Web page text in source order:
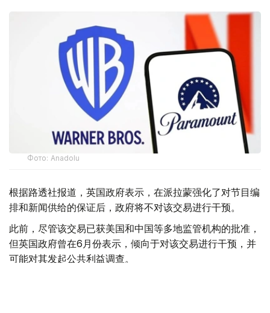
Фото: Аnadolu
根据路透社报道，英国政府表示，在派拉蒙强化了对节目编
排和新闻供给的保证后，政府将不对该交易进行干预。
此前，尽管该交易已获美国和中国等多地监管机构的批准，
但英国政府曾在6月份表示，倾向于对该交易进行干预，并
可能对其发起公共利益调查。